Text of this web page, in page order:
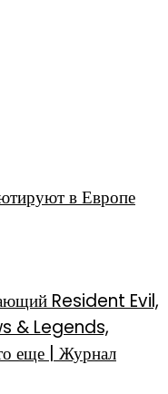
в Европе
Resident Evil,
& Legends,
еще | Журнал